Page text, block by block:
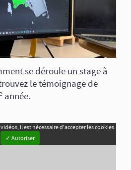
se déroule un stage à
le témoignage de
année.
il est nécessaire d'accepter les cookies.
✓ Autoriser